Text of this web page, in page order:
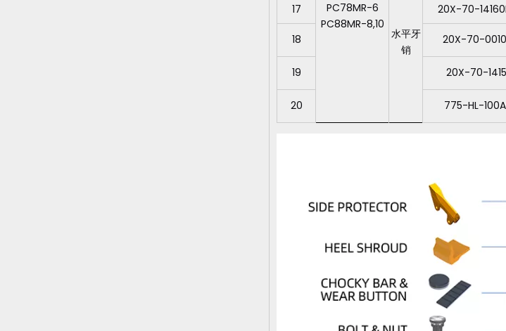
PC78MR-6
PC88MR-8,10
水平牙
销
17 20X-70-
18 20X-70-
19 20X-70-
20 775-HL-